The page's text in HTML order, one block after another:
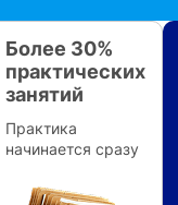
Более 30%
практических
занятий
Практика
начинается сразу